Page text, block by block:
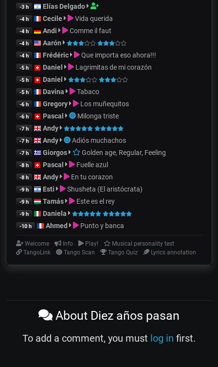
-3 h Elías Delgado
-4 h Cecile Vida querida
-4 h Andi Comme il faut
-4 h Aarón
-4 h Frédéric Que importa eso ahora!!!
-5 h Daniel Lagrimitas de mi corazón
-5 h Daniel
-5 h Davina Tabaco
-6 h Gregory Los muñequitos
-6 h Pascal Milonga triste
-7 h Andy
-7 h Andy Adiós muchachos
-7 h Giorgos Golden age, Regular, Feeling
-8 h Pascal Fuelle azul
-8 h Andy En tu corazon
-9 h Esti Shusheta (El aristócrata)
-9 h Tamás Este es el rey
-9 h Daniela
-10 h Ahmed Punto y banca
Welcome Info Play!
Musical personality test
TangoLink
Tango Scan Tango Quiz Lyrics annotation
About Diez años pasan
To add a comment, you must log in first.